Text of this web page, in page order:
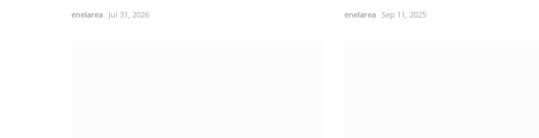
enelarea Jul 31, 2026 enelarea Sep 11, 2025